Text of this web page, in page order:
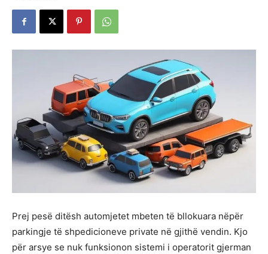
Prej pesë ditësh automjetet mbeten të bllokuara nëpër
parkingje të shpedicioneve private në gjithë vendin. Kjo
për arsye se nuk funksionon sistemi i operatorit gjerman